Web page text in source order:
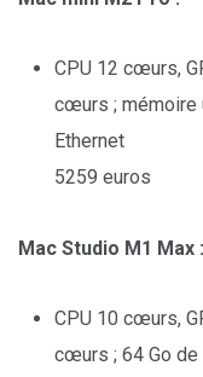
CPU 12 cœurs,
cœurs ; mémoire
Ethernet
5259 euros
Mac Studio M1 Max :
CPU 10 cœurs,
cœurs ; 64 Go de